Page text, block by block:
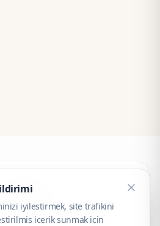
Tüm hakları saklıdır.
iyilestirmek, site trafikini
icerik sunmak icin